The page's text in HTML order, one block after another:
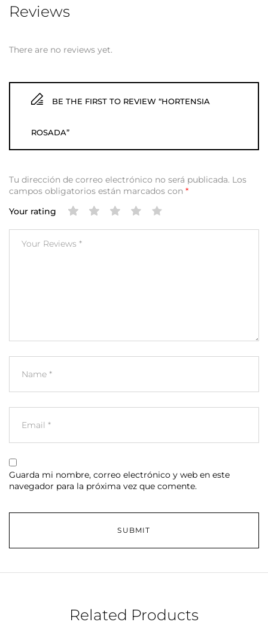
Reviews
There are no reviews yet.
BE THE FIRST TO REVIEW “HORTENSIA
ROSADA”
Tu dirección de correo electrónico no será publicada. Los
campos obligatorios están marcados con *
Your rating
Guarda mi nombre, correo electrónico y web en este
navegador para la próxima vez que comente.
Related Products